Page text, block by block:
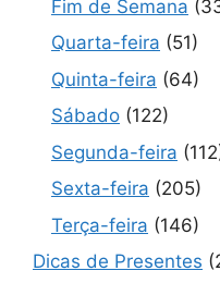
Fim de Semana
Quarta-feira (51)
Quinta-feira (64)
Sábado (122)
Segunda-feira
Sexta-feira (205)
Terça-feira (146)
Dicas de Presentes